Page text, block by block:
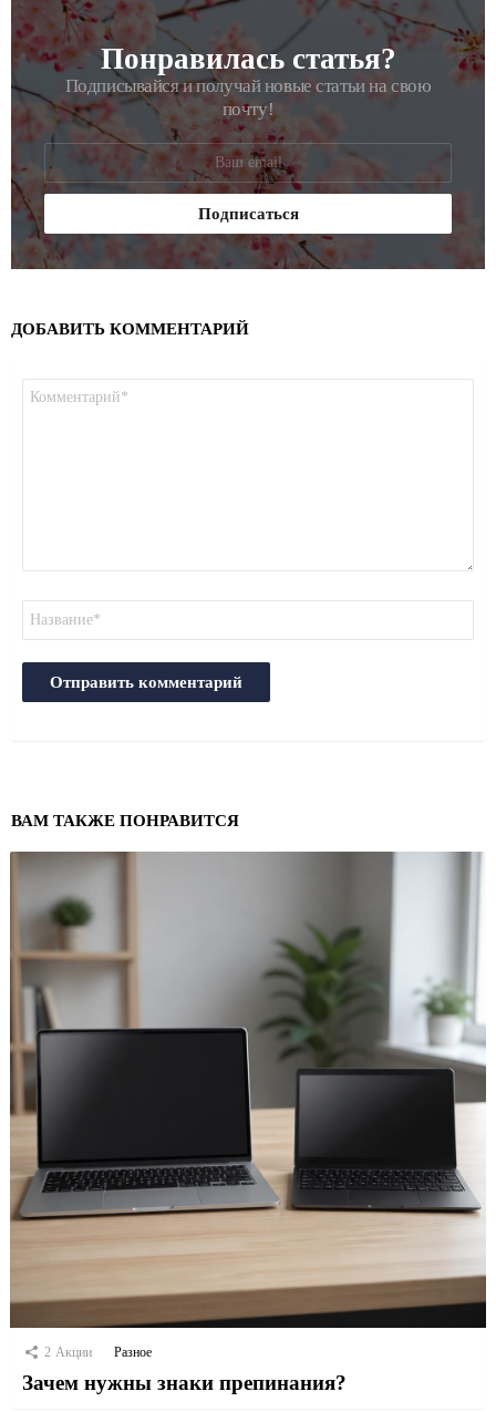
РАССЫЛКАПонравилась статья?
Подписывайся и получай новые статьи на свою
почту!
ДОБАВИТЬ КОММЕНТАРИЙ
ВАМ ТАКЖЕ ПОНРАВИТСЯ
2 Акции Разное
Зачем нужны знаки препинания?